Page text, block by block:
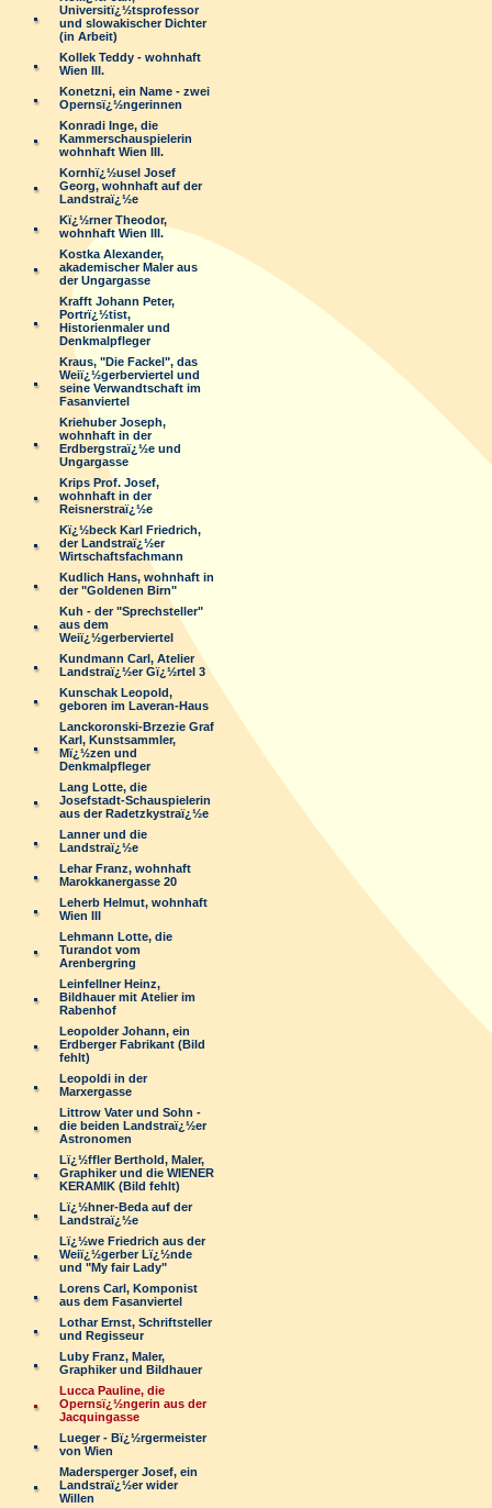
Universitï¿½tsprofessor
und slowakischer Dichter
(in Arbeit)
Kollek Teddy - wohnhaft
Wien III.
Konetzni, ein Name - zwei
Opernsï¿½ngerinnen
Konradi Inge, die
Kammerschauspielerin
wohnhaft Wien III.
Kornhï¿½usel Josef
Georg, wohnhaft auf der
Landstraï¿½e
Kï¿½rner Theodor,
wohnhaft Wien III.
Kostka Alexander,
akademischer Maler aus
der Ungargasse
Krafft Johann Peter,
Portrï¿½tist,
Historienmaler und
Denkmalpfleger
Kraus, "Die Fackel", das
Weiï¿½gerberviertel und
seine Verwandtschaft im
Fasanviertel
Kriehuber Joseph,
wohnhaft in der
Erdbergstraï¿½e und
Ungargasse
Krips Prof. Josef,
wohnhaft in der
Reisnerstraï¿½e
Kï¿½beck Karl Friedrich,
der Landstraï¿½er
Wirtschaftsfachmann
Kudlich Hans, wohnhaft in
der "Goldenen Birn"
Kuh - der "Sprechsteller"
aus dem
Weiï¿½gerberviertel
Kundmann Carl, Atelier
Landstraï¿½er Gï¿½rtel 3
Kunschak Leopold,
geboren im Laveran-Haus
Lanckoronski-Brzezie Graf
Karl, Kunstsammler,
Mï¿½zen und
Denkmalpfleger
Lang Lotte, die
Josefstadt-Schauspielerin
aus der Radetzkystraï¿½e
Lanner und die
Landstraï¿½e
Lehar Franz, wohnhaft
Marokkanergasse 20
Leherb Helmut, wohnhaft
Wien III
Lehmann Lotte, die
Turandot vom
Arenbergring
Leinfellner Heinz,
Bildhauer mit Atelier im
Rabenhof
Leopolder Johann, ein
Erdberger Fabrikant (Bild
fehlt)
Leopoldi in der
Marxergasse
Littrow Vater und Sohn -
die beiden Landstraï¿½er
Astronomen
Lï¿½ffler Berthold, Maler,
Graphiker und die WIENER
KERAMIK (Bild fehlt)
Lï¿½hner-Beda auf der
Landstraï¿½e
Lï¿½we Friedrich aus der
Weiï¿½gerber Lï¿½nde
und "My fair Lady"
Lorens Carl, Komponist
aus dem Fasanviertel
Lothar Ernst, Schriftsteller
und Regisseur
Luby Franz, Maler,
Graphiker und Bildhauer
Lucca Pauline, die
Opernsï¿½ngerin aus der
Jacquingasse
Lueger - Bï¿½rgermeister
von Wien
Madersperger Josef, ein
Landstraï¿½er wider
Willen